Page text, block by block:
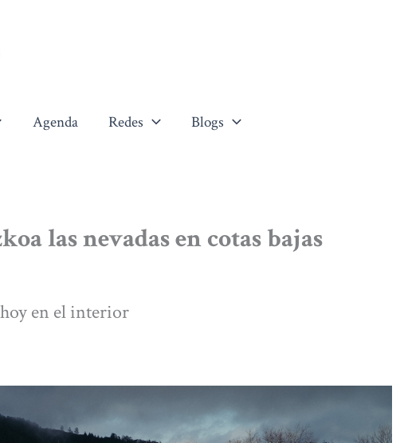
Agenda Redes Blogs
las nevadas en cotas bajas
hoy en el interior